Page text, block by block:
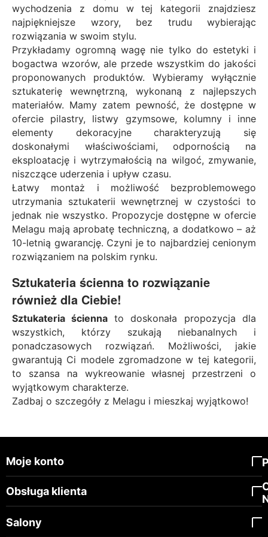
wychodzenia z domu w tej kategorii znajdziesz
najpiękniejsze wzory, bez trudu wybierając
rozwiązania w swoim stylu.
Przykładamy ogromną wagę nie tylko do estetyki i
bogactwa wzorów, ale przede wszystkim do jakości
proponowanych produktów. Wybieramy wyłącznie
sztukaterię wewnętrzną, wykonaną z najlepszych
materiałów. Mamy zatem pewność, że dostępne w
ofercie pilastry, listwy gzymsowe, kolumny i inne
elementy dekoracyjne charakteryzują się
doskonałymi właściwościami, odpornością na
eksploatację i wytrzymałością na wilgoć, zmywanie,
niszczące uderzenia i upływ czasu.
Łatwy montaż i możliwość bezproblemowego
utrzymania sztukaterii wewnętrznej w czystości to
jednak nie wszystko. Propozycje dostępne w ofercie
Melagu mają aprobatę techniczną, a dodatkowo – aż
10-letnią gwarancję. Czyni je to najbardziej cenionym
rozwiązaniem na polskim rynku.
Sztukateria ścienna to rozwiązanie
również dla Ciebie!
Sztukateria ścienna to doskonała propozycja dla
wszystkich, którzy szukają niebanalnych i
ponadczasowych rozwiązań. Możliwości, jakie
gwarantują Ci modele zgromadzone w tej kategorii,
to szansa na wykreowanie własnej przestrzeni o
wyjątkowym charakterze.
Zadbaj o szczegóły z Melagu i mieszkaj wyjątkowo!
Moje konto
Obsługa klienta
Salony